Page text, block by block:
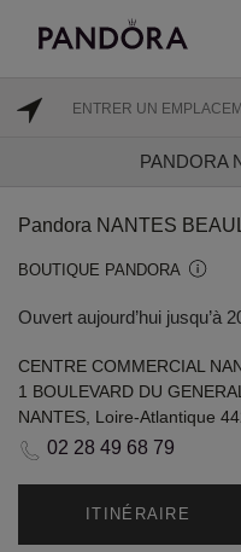
PANDORA
Pandora NANTES
BOUTIQUE PANDORA
Ouvert aujourd’hui jusqu’à
CENTRE COMMERCIAL
1 BOULEVARD DU
NANTES, Loire-Atlantique
02 28 49 68 79
ITINÉRAIRE